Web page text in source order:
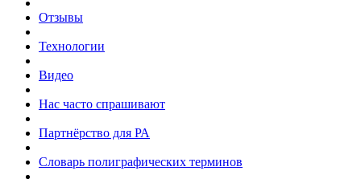
Отзывы
Технологии
Видео
Нас часто спрашивают
Партнёрство для РА
Словарь полиграфических терминов